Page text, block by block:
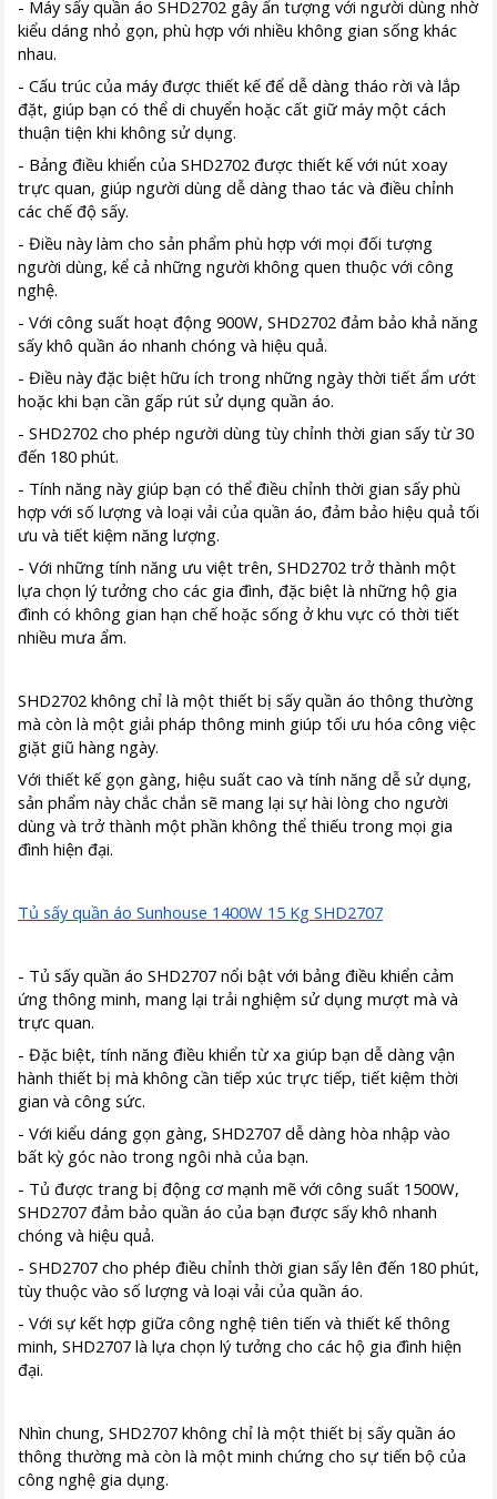
- Máy sấy quần áo SHD2702 gây ấn tượng với người dùng nhờ
kiểu dáng nhỏ gọn, phù hợp với nhiều không gian sống khác
nhau.
- Cấu trúc của máy được thiết kế để dễ dàng tháo rời và lắp
đặt, giúp bạn có thể di chuyển hoặc cất giữ máy một cách
thuận tiện khi không sử dụng.
- Bảng điều khiển của SHD2702 được thiết kế với nút xoay
trực quan, giúp người dùng dễ dàng thao tác và điều chỉnh
các chế độ sấy.
- Điều này làm cho sản phẩm phù hợp với mọi đối tượng
người dùng, kể cả những người không quen thuộc với công
nghệ.
- Với công suất hoạt động 900W, SHD2702 đảm bảo khả năng
sấy khô quần áo nhanh chóng và hiệu quả.
- Điều này đặc biệt hữu ích trong những ngày thời tiết ẩm ướt
hoặc khi bạn cần gấp rút sử dụng quần áo.
- SHD2702 cho phép người dùng tùy chỉnh thời gian sấy từ 30
đến 180 phút.
- Tính năng này giúp bạn có thể điều chỉnh thời gian sấy phù
hợp với số lượng và loại vải của quần áo, đảm bảo hiệu quả tối
ưu và tiết kiệm năng lượng.
- Với những tính năng ưu việt trên, SHD2702 trở thành một
lựa chọn lý tưởng cho các gia đình, đặc biệt là những hộ gia
đình có không gian hạn chế hoặc sống ở khu vực có thời tiết
nhiều mưa ẩm.
SHD2702 không chỉ là một thiết bị sấy quần áo thông thường
mà còn là một giải pháp thông minh giúp tối ưu hóa công việc
giặt giũ hàng ngày.
Với thiết kế gọn gàng, hiệu suất cao và tính năng dễ sử dụng,
sản phẩm này chắc chắn sẽ mang lại sự hài lòng cho người
dùng và trở thành một phần không thể thiếu trong mọi gia
đình hiện đại.
Tủ sấy quần áo Sunhouse 1400W 15 Kg SHD2707
- Tủ sấy quần áo SHD2707 nổi bật với bảng điều khiển cảm
ứng thông minh, mang lại trải nghiệm sử dụng mượt mà và
trực quan.
- Đặc biệt, tính năng điều khiển từ xa giúp bạn dễ dàng vận
hành thiết bị mà không cần tiếp xúc trực tiếp, tiết kiệm thời
gian và công sức.
- Với kiểu dáng gọn gàng, SHD2707 dễ dàng hòa nhập vào
bất kỳ góc nào trong ngôi nhà của bạn.
- Tủ được trang bị động cơ mạnh mẽ với công suất 1500W,
SHD2707 đảm bảo quần áo của bạn được sấy khô nhanh
chóng và hiệu quả.
- SHD2707 cho phép điều chỉnh thời gian sấy lên đến 180 phút,
tùy thuộc vào số lượng và loại vải của quần áo.
- Với sự kết hợp giữa công nghệ tiên tiến và thiết kế thông
minh, SHD2707 là lựa chọn lý tưởng cho các hộ gia đình hiện
đại.
Nhìn chung, SHD2707 không chỉ là một thiết bị sấy quần áo
thông thường mà còn là một minh chứng cho sự tiến bộ của
công nghệ gia dụng.